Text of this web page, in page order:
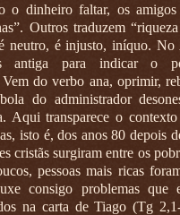
o dinheiro faltar, os amigos
Outros traduzem
neutro, é injusto, iníquo. No
antiga para indicar o
do verbo ana, oprimir,
do administrador
Aqui transparece o
isto é, dos anos 80 depois
cristãs surgiram entre os
pessoas mais ricas
consigo problemas que
na carta de Tiago (Tg